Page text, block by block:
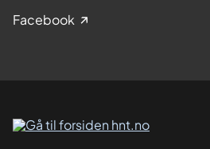
Facebook